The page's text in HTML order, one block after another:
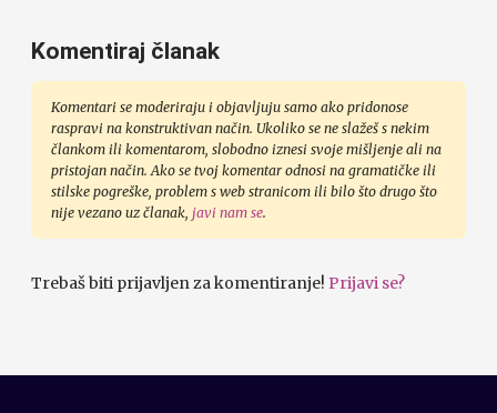
Komentiraj članak
Komentari se moderiraju i objavljuju samo ako pridonose
raspravi na konstruktivan način. Ukoliko se ne slažeš s nekim
člankom ili komentarom, slobodno iznesi svoje mišljenje ali na
pristojan način. Ako se tvoj komentar odnosi na gramatičke ili
stilske pogreške, problem s web stranicom ili bilo što drugo što
nije vezano uz članak, javi nam se.
Trebaš biti prijavljen za komentiranje! Prijavi se?